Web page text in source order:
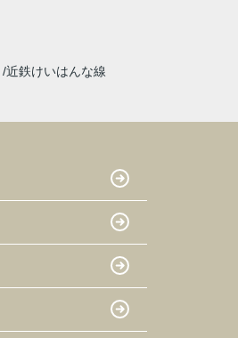
近鉄けいはんな線